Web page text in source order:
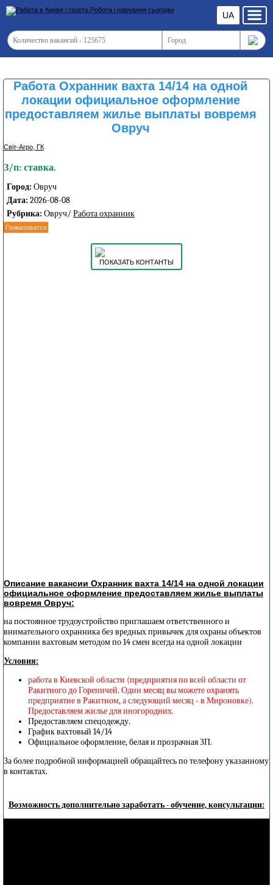
UA
Работа Охранник вахта 14/14 на одной
локации официальное оформление
предоставляем жилье выплаты вовремя
Овруч
Світ-Агро, ГК
З/п: ставка.
Город: Овруч
Дата: 2026-08-08
Рубрика: Овруч/ Работа охранник
Пожаловатся
ПОКАЗАТЬ КОНТАНТЫ
Описание вакансии Охранник вахта 14/14 на одной локации
официальное оформление предоставляем жилье выплаты
вовремя Овруч:
на постоянное трудоустройство приглашаем ответственного и
внимательного охранника без вредных привычек для охраны объектов
компании вахтовым методом по 14 смен всегда на одной локации
Условия:
работа в Киевской области (предприятия по всей области от
Ракитного до Гореничей. Один месяц вы можете охранять
предприятие в Ракитном, а следующий месяц - в Мироновке).
Предоставляем жилье для иногородних.
Предоставляем спецодежду.
График вахтовый 14/14
Официальное оформление, белая и прозрачная ЗП.
За более подробной информацией обращайтесь по телефону указанному
в контактах.
Возможность дополнительно заработать - обучение, консультации: